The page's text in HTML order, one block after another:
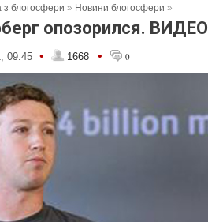
з блогосфери » Новини блогосфери »
опозорился. ВИДЕО
09:45 • 1668 • 0